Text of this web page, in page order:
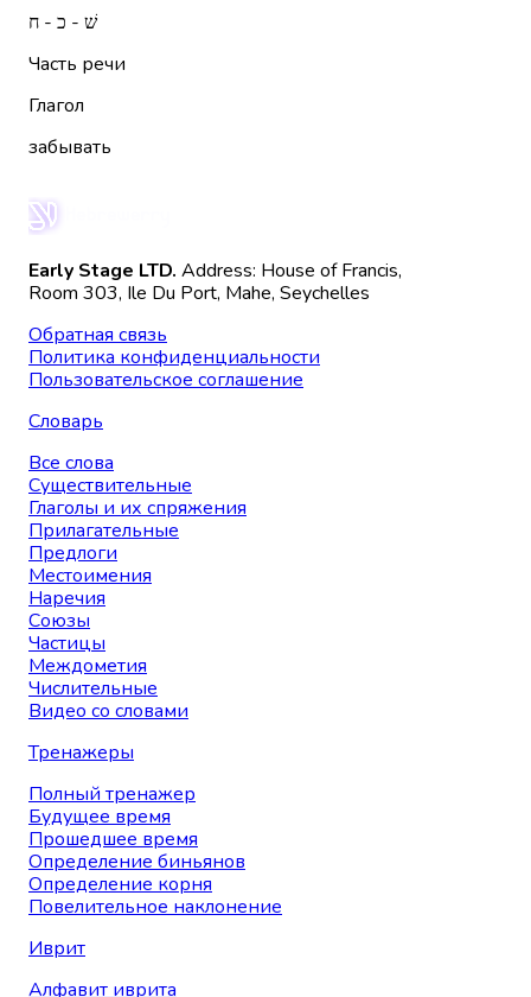
שׁ - כ - ח
Часть речи
Глагол
забывать
Early Stage LTD. Address: House of Francis,
Room 303, Ile Du Port, Mahe, Seychelles
Обратная связь
Политика конфиденциальности
Пользовательское соглашение
Словарь
Все слова
Существительные
Глаголы и их спряжения
Прилагательные
Предлоги
Местоимения
Наречия
Союзы
Частицы
Междометия
Числительные
Видео со словами
Тренажеры
Полный тренажер
Будущее время
Прошедшее время
Определение биньянов
Определение корня
Повелительное наклонение
Иврит
Алфавит иврита